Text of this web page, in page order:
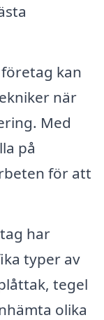
kan
när
Med
på
för att
har
typer av
tegel
olika